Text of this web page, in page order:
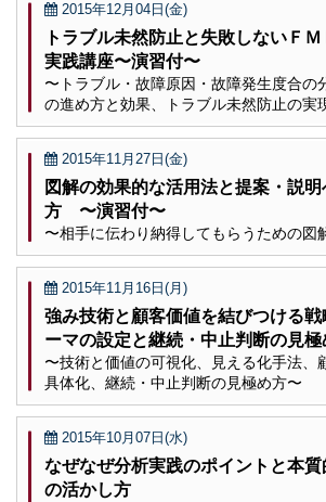
2015年12月04日(金)
トラブル未然防止と失敗しないＦ
実践講座〜演習付〜
〜トラブル・故障原因・故障発生度合の
の進め方と効果、トラブル未然防止の実
2015年11月27日(金)
図解の効果的な活用法と提案・説明
方 〜演習付〜
〜相手に伝わり納得してもらうための図
2015年11月16日(月)
強み技術と顧客価値を結びつける
ーマの設定と継続・中止判断の見
〜技術と価値の可視化、見える化手法、
具体化、継続・中止判断の見極め方〜
2015年10月07日(水)
なぜなぜ分析実践のポイントと本
の活かし方